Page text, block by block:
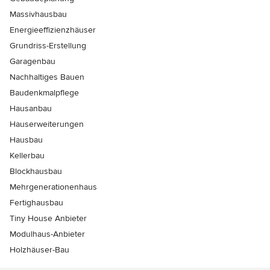
Massivhausbau
Energieeffizienzhäuser
Grundriss-Erstellung
Garagenbau
Nachhaltiges Bauen
Baudenkmalpflege
Hausanbau
Hauserweiterungen
Hausbau
Kellerbau
Blockhausbau
Mehrgenerationenhaus
Fertighausbau
Tiny House Anbieter
Modulhaus-Anbieter
Holzhäuser-Bau